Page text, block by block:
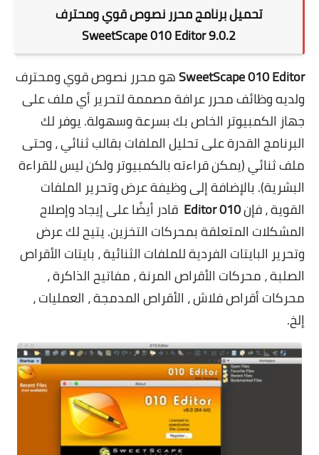
برامج إدارة الملفات
تحميل برنامج محرر نصوص قوي ومحترف
SweetScape 010 Editor 9.0.2
SweetScape 010 Editorهو محرر نصوص قوي ومحترف
ولديه وظائف محرر عرافة مصممة لتحرير أي ملف على
جهاز الكمبيوتر الخاص بك بسرعة وسهولة. يوفر لك
البرنامج القدرة على تحليل الملفات بقالب ثنائي ، وحتى
ملف ثنائي (يمكن قراءته بالكمبيوتر ولكن ليس للقراءة
البشرية). بالإضافة إلى وظيفة عرض وتحرير الملفات
القوية ، فإن010 Editor
قادر أيضًا على إيجاد وإصلاح
المشكلات المتعلقة بمحركات التخزين. يتيح لك عرض
وتحرير البايتات الفردية للملفات الثنائية ، بايتات الأقراص
الصلبة ، محركات الأقراص المرنة ، مفاتيح الذاكرة ،
محركات أقراص فلاش ، الأقراص المدمجة ، العمليات ،
إلخ.